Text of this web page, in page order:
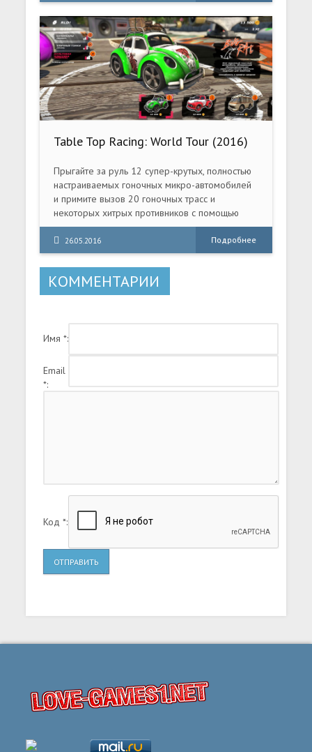
Table Top Racing: World Tour (2016)
Прыгайте за руль 12 супер-крутых, полностью
настраиваемых гоночных микро-автомобилей
и примите вызов 20 гоночных трасс и
некоторых хитрых противников с помощью
универсального «Режима чемпионата» и
множества «Специальных событий».
26.05.2016 Подробнее
КОММЕНТАРИИ
Имя *:
Email
*:
Код *:
ОТПРАВИТЬ